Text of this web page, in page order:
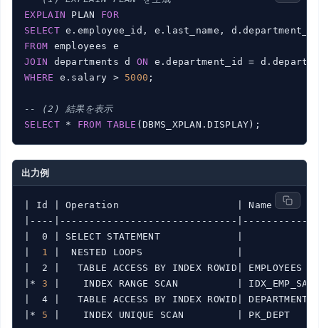
EXPLAIN PLAN FOR
SELECT
FROM
JOIN departments d ON
WHERE e.salary > 5000 ;
-- (2) 結果を表示
SELECT * FROM TABLE
出力例
| Id | Operation
| Name
---- |------------------------------|
|  0 |
SELECT STATEMENT
1
|  NESTED LOOPS                |
|  2 |
   TABLE ACCESS BY INDEX ROWID
|
* 3 |    INDEX RANGE SCAN          |
|  4 |
   TABLE ACCESS BY INDEX ROWID
|
* 5 |    INDEX UNIQUE SCAN         |